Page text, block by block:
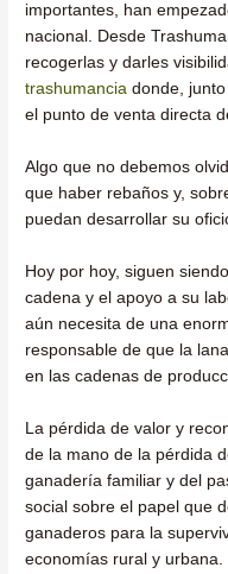
importantes, han
nacional. Desde
recogerlas y darles
trashumancia donde,
el punto de venta directa
Algo que no debemos
que haber rebaños y,
puedan desarrollar su
Hoy por hoy, siguen
cadena y el apoyo a su
aún necesita de una
responsable de que la
en las cadenas de
La pérdida de valor y
de la mano de la pérdida
ganadería familiar y del
social sobre el papel que
ganaderos para la
economías rural y urbana.